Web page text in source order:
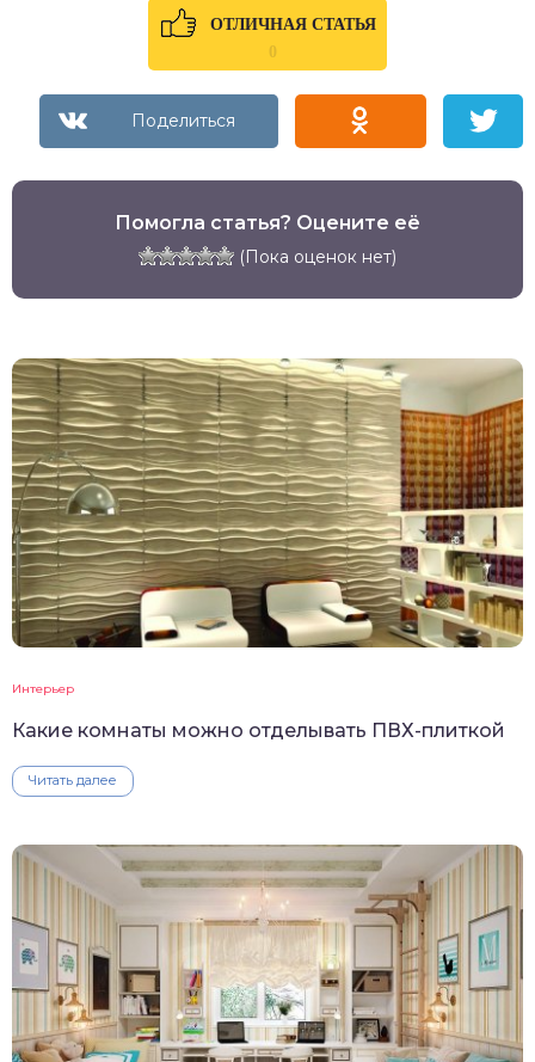
ОТЛИЧНАЯ СТАТЬЯ
0
Помогла статья? Оцените её
(Пока оценок нет)
Интерьер
Какие комнаты можно отделывать ПВХ-плиткой
Читать далее